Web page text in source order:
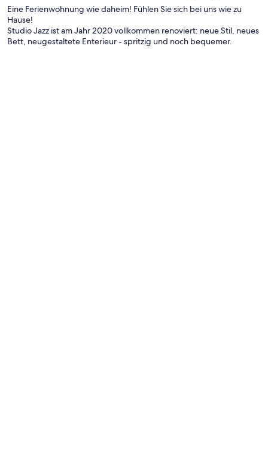
Eine Ferienwohnung wie daheim! Fühlen Sie sich bei uns wie zu
Hause!
Studio Jazz ist am Jahr 2020 vollkommen renoviert: neue Stil, neues
Bett, neugestaltete Enterieur - spritzig und noch bequemer.